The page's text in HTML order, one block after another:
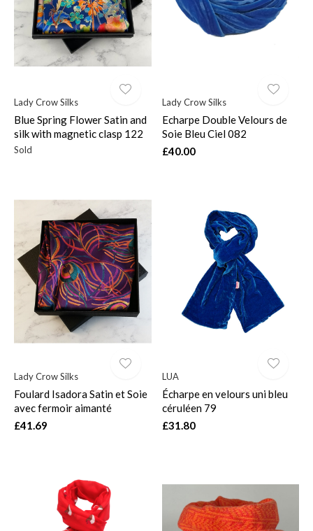
Lady Crow Silks
Blue Spring Flower Satin and
silk with magnetic clasp 122
Sold
Lady Crow Silks
Echarpe Double Velours de
Soie Bleu Ciel 082
£40.00
Lady Crow Silks
Foulard Isadora Satin et Soie
avec fermoir aimanté
£41.69
LUA
Écharpe en velours uni bleu
céruléen 79
£31.80